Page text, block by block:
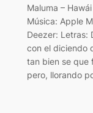
Maluma –
Música: Apple
Deezer: Letras:
con el diciendo
tan bien se que
pero, llorando